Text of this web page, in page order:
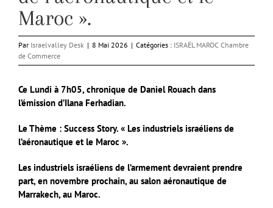
Maroc ».
Par Israelvalley Desk | 8 Mai 2026 | Catégories : ISRAËL MAROC Chambre
de Commerce
Ce Lundi à 7h05, chronique de Daniel Rouach dans
l’émission d’Ilana Ferhadian.
Le Thème : Success Story. « Les industriels israéliens de
l’aéronautique et le Maroc ».
Les industriels israéliens de l’armement devraient prendre
part, en novembre prochain, au salon aéronautique de
Marrakech, au Maroc.